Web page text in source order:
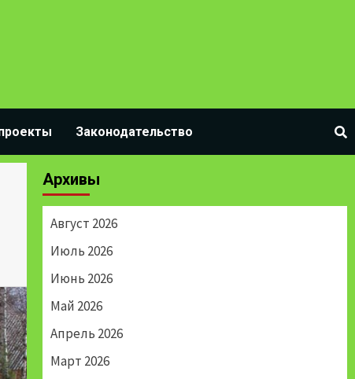
Законодательство
Архивы
Август 2026
Июль 2026
Июнь 2026
Май 2026
Апрель 2026
Март 2026